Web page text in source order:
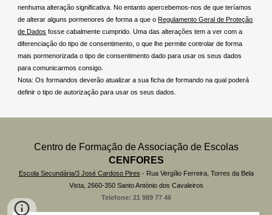
nenhuma alteração significativa. No entanto apercebemos-nos de que teríamos
de alterar alguns pormenores de forma a que o Regulamento Geral de Proteção
de Dados fosse cabalmente cumprido. Uma das alterações tem a ver com a
diferenciação do tipo de consentimento, o que lhe permite controlar de forma
mais pormenorizada o tipo de consentimento dado para usar os seus dados
para comunicarmos consigo.
Nota: Os formandos deverão atualizar a sua ficha de formando na qual poderá
definir o tipo de autorização para usar os seus dados.
Centro de Formação de Associação de Escolas
CENFORES
Escola Secundária/3 José Cardoso Pires - Rua Vergílio Ferreira, Torres da Bela
Vista, 2660-350 Santo António dos Cavaleiros
Telefone: 21 989 77 46